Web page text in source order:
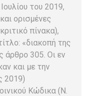
Ιουλίου του 2019,
ορισμένες
πίνακα),
«διακοπή της
άρθρο 305. Οι εν
και με την
2019)
Κώδικα (Ν.